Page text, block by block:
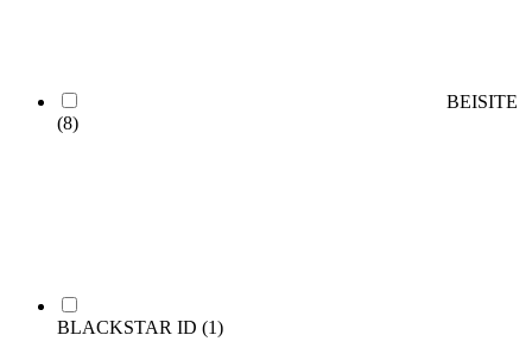
BEISITE
(8)
BLACKSTAR ID (1)